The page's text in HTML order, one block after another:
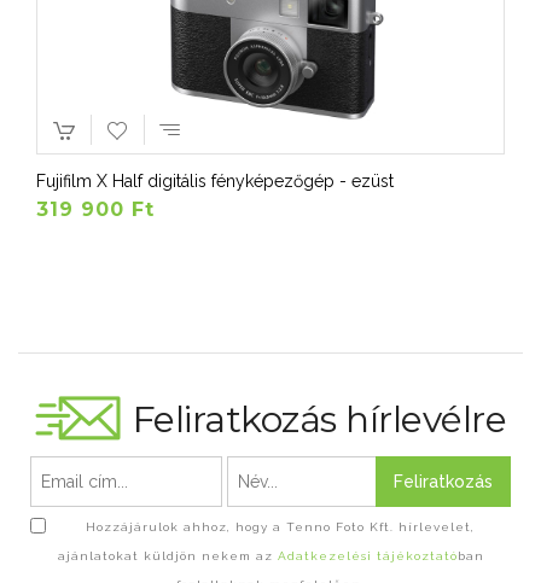
Fujifilm X Half digitális fényképezőgép - ezüst
319 900 Ft
Feliratkozás hírlevélre
Feliratkozás
Hozzájárulok ahhoz, hogy a Tenno Foto Kft. hírlevelet,
ajánlatokat küldjön nekem az Adatkezelési tájékoztatóban